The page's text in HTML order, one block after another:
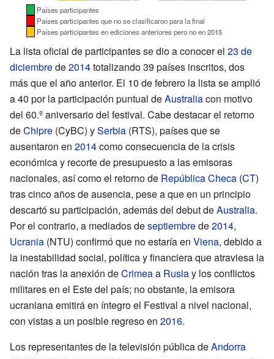
Países participantes
Países participantes que no se clasificaron para la final
Países participantes en ediciones anteriores pero no en 2015
La lista oficial de participantes se dio a conocer el 23 de
diciembrede2014totalizando 39 países inscritos, dos
más que el año anterior. El 10 de febrero la lista se amplió
a 40 por la participación puntual deAustraliacon motivo
del 60.º aniversario del festival. Cabe destacar el retorno
deChipre (CyBC) ySerbia (RTS), países que se
ausentaron en 2014como consecuencia de la crisis
económica y recorte de presupuesto a las emisoras
nacionales, así como el retorno de República Checa (CT)
tras cinco años de ausencia, pese a que en un principio
descartó su participación, además del debut deAustralia.
Por el contrario, a mediados deseptiembrede2014,
Ucrania (NTU) confirmó que no estaría en Viena, debido a
la inestabilidad social, política y financiera que atraviesa la
nación tras la anexión deCrimeaa Rusiay los conflictos
militares en el Este del país; no obstante, la emisora
ucraniana emitirá en íntegro el Festival a nivel nacional,
con vistas a un posible regreso en 2016.
Los representantes de la televisión pública deAndorra